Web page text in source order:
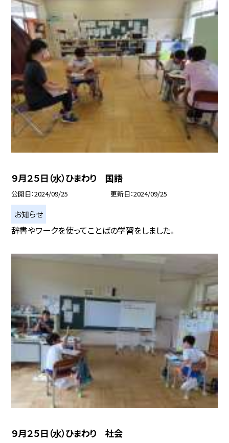
９月２５日（水）ひまわり 国語
公開日 2024/09/25 更新日 2024/09/25
お知らせ
辞書やワークを使ってことばの学習をしました。
９月２５日（水）ひまわり 社会